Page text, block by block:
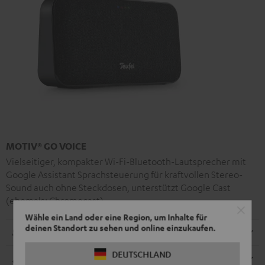
Wähle ein Land oder eine Region, um Inhalte für
deinen Standort zu sehen und online einzukaufen.
DEUTSCHLAND
MOTIV® GO VOICE
Vielseitiger, kompakter Wi-Fi-Bluetooth-Lautsprecher mit
Google Assistant Sprachsteuerung für kraftvollen Stereo-
Sound auch ohne Steckdosen, unterstützt Google Cast
(ehemals: Chromecast)
Radio